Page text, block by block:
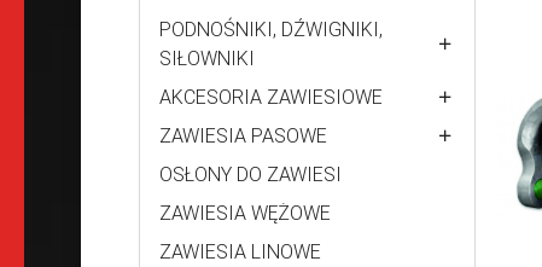
PODNOŚNIKI, DŹWIGNIKI,
SIŁOWNIKI
AKCESORIA ZAWIESIOWE
ZAWIESIA PASOWE
OSŁONY DO ZAWIESI
ZAWIESIA WĘŻOWE
ZAWIESIA LINOWE